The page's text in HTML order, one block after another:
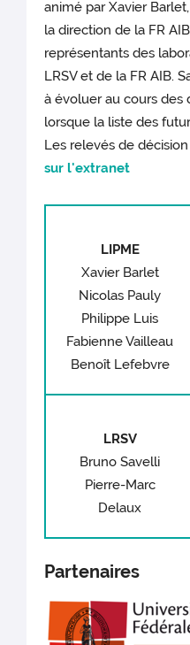
animé par Xavier
la direction de la FR
représentants des
LRSV et de la FR AIB.
à évoluer au cours des
lorsque la liste des
Les relevés de
sur l'extranet
LIPME
Xavier Barlet
Nicolas Pauly
Philippe Luis
Fabienne Vailleau
Benoît Lefebvre
LRSV
Bruno Savelli
Pierre-Marc
Delaux
Partenaires